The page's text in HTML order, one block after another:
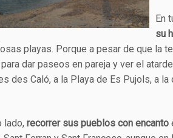
En
su
playas. Porque a pesar de que la
dar paseos en pareja y ver el
des Caló, a la Playa de Es Pujols, a
lado, recorrer sus pueblos con encanto